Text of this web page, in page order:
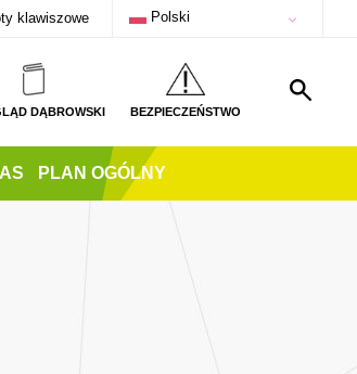
klawiszowe Polski
DĄBROWSKI BEZPIECZEŃSTWO
PLAN OGÓLNY